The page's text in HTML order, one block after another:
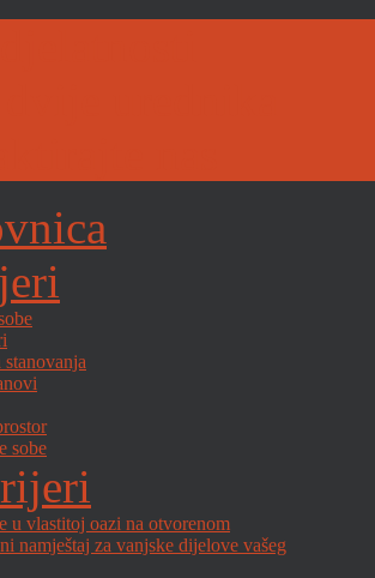
sobe
u vlastitoj oazi na otvorenom
namještaj za vanjske dijelove vašeg